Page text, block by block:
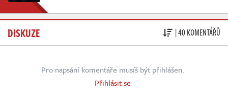
DISKUZE | 40 KOMENTÁŘŮ
Pro napsání komentáře musíš být přihlášen.
Přihlásit se